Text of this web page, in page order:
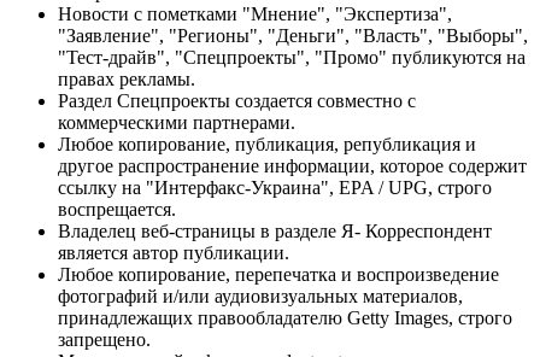
Новости с пометками "Мнение", "Экспертиза",
"Заявление", "Регионы", "Деньги", "Власть", "Выборы",
"Тест-драйв", "Спецпроекты", "Промо" публикуются на
правах рекламы.
Раздел Спецпроекты создается совместно с
коммерческими партнерами.
Любое копирование, публикация, републикация и
другое распространение информации, которое содержит
ссылку на "Интерфакс-Украина", EPA / UPG, строго
воспрещается.
Владелец веб-страницы в разделе Я- Корреспондент
является автор публикации.
Любое копирование, перепечатка и воспроизведение
фотографий и/или аудиовизуальных материалов,
принадлежащих правообладателю Getty Images, строго
запрещено.